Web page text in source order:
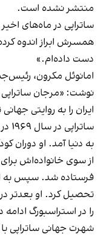
منتشر نشده است.
ساتراپی در ماه‌های
همسرش ابراز اندوه
دست داده‌ام.»
امانوئل مکرون،
نوشت: «مرجان
ایران را به روایتی
به دنیا آمد. او دوران
از سوی خانواده‌اش
فرستاده شد. سپس به
تحصیل کرد. او بعدتر
را در استراسبورگ ادامه
شهرت جهانی ساتراپی